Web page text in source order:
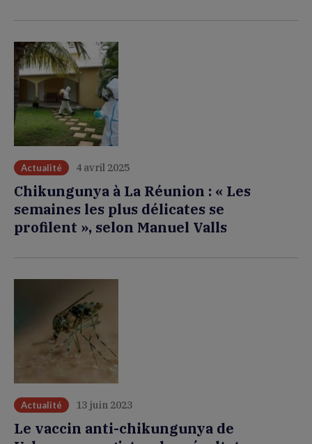
Actualité 4 avril 2025
Chikungunya à La Réunion : « Les
semaines les plus délicates se
profilent », selon Manuel Valls
Actualité 13 juin 2023
Le vaccin anti-chikungunya de